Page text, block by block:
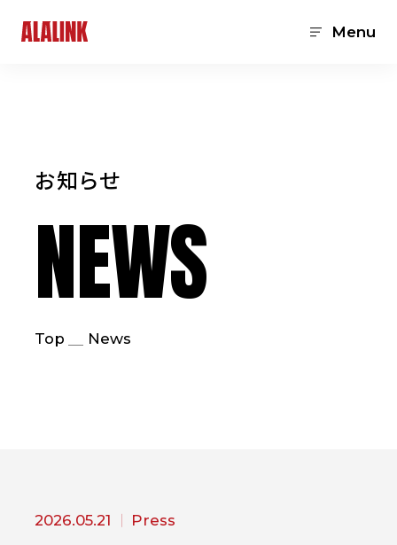
Menu
お知らせ
NEWS
Top News
2026.05.21 Press